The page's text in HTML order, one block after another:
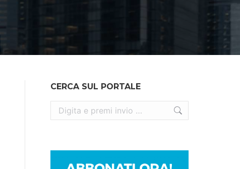
CERCA SUL PORTALE
Cerca: